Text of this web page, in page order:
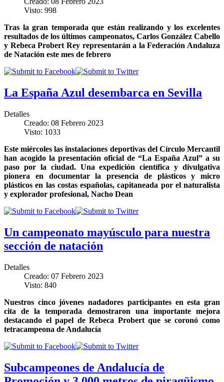
Visto: 998
Tras la gran temporada que están realizando y los excelentes
resultados de los últimos campeonatos, Carlos González Cabello
y Rebeca Probert Rey representarán a la Federación Andaluza
de Natación este mes de febrero
La España Azul desembarca en Sevilla
Detalles
Creado: 08 Febrero 2023
Visto: 1033
Este miércoles las instalaciones deportivas del Círculo Mercantil
han acogido la presentación oficial de “La España Azul” a su
paso por la ciudad. Una expedición científica y divulgativa
pionera en documentar la presencia de plásticos y micro
plásticos en las costas españolas, capitaneada por el naturalista
y explorador profesional, Nacho Dean
Un campeonato mayúsculo para nuestra
sección de natación
Detalles
Creado: 07 Febrero 2023
Visto: 840
Nuestros cinco jóvenes nadadores participantes en esta gran
cita de la temporada demostraron una importante mejora
destacando el papel de Rebeca Probert que se coronó como
tetracampeona de Andalucía
Subcampeones de Andalucía de